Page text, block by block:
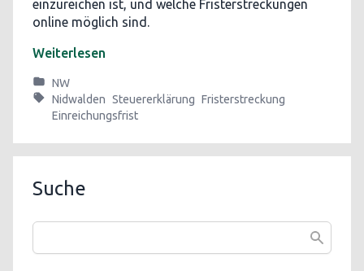
einzureichen ist, und welche Fristerstreckungen
online möglich sind.
Weiterlesen
NW
Nidwalden Steuererklärung Fristerstreckung
Einreichungsfrist
Suche